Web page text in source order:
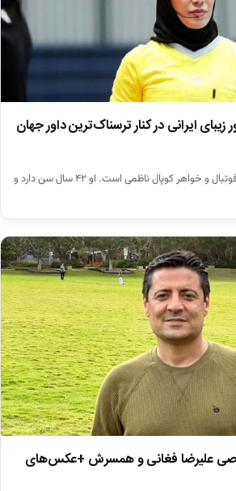
ایرانی در کنار ترسناک‌ترین داور جهان
گلاره ناظمی، داور بین‌المللی فوتبال و خواهر کوپال ناظمی است. او ۴۲ سال سن دارد و
علیرضا فغانی و همسرش +عکس‌های